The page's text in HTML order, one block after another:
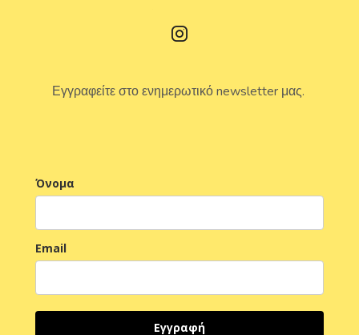
Εγγραφείτε στο ενημερωτικό newsletter μας.
Όνομα
Email
Εγγραφή